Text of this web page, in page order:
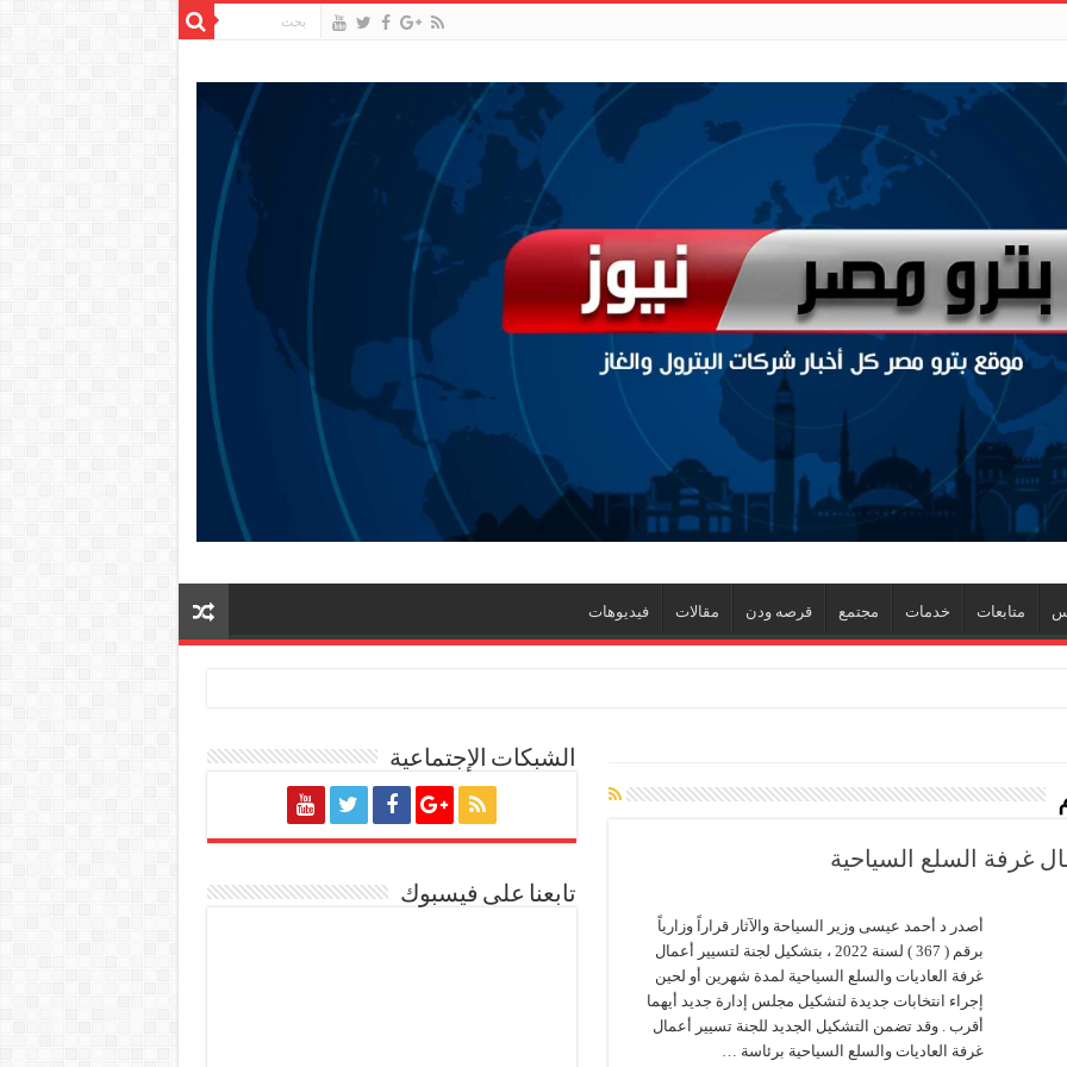
متابعات خدمات مجتمع قرصه ودن مقالات فيديوهات
العالمية آليات تنفيذ مذكرة التفاهم لربط اكتشافات الشركة في قبرص بالبنية التحتية المصرية
منذ عام 2022.. ويؤكد: كامل الاهتمام لوضع صعيد مصر على خريطة الاستثمار البترولي
غرفة السلع السياحية
أصدر د أحمد عيسى وزير السياحة والآثار قراراً وزارياً
برقم ( 367 ) لسنة 2022 ، بتشكيل لجنة لتسيير أعمال
غرفة العاديات والسلع السياحية لمدة شهرين أو لحين
إجراء انتخابات جديدة لتشكيل مجلس إدارة جديد أيهما
أقرب . وقد تضمن التشكيل الجديد للجنة تسيير أعمال
غرفة العاديات والسلع السياحية برئاسة …
الشبكات الإجتماعية
تابعنا على فيسبوك